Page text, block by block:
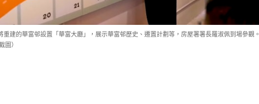
重建的華富邨設置「華富大廳」，展示華富邨歷史、遷置計劃等，房屋署署長羅淑佩到場參觀。
圖）